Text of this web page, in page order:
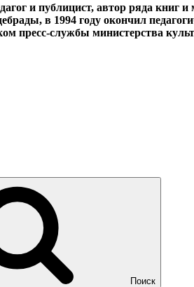
и публицист, автор ряда книг
в 1994 году окончил
пресс-службы министерства
Поиск